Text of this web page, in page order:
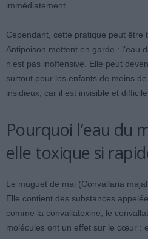
immédiatement.
Cependant, cette pratique peut être
Antipoison mettent en garde : l’eau
n’est pas inoffensive. Elle peut
surtout pour les enfants de moins
insidieux, car il est invisible et
Pourquoi l’eau du
elle toxique si
Le muguet de mai (Convallaria
Elle contient des substances
comme la convallatoxine, le
molécules ont un effet sur le cœur :